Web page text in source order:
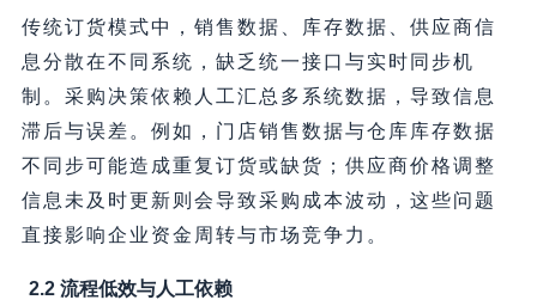
传统订货模式中，销售数据、库存数据、供应商信
息分散在不同系统，缺乏统一接口与实时同步机
制。采购决策依赖人工汇总多系统数据，导致信息
滞后与误差。例如，门店销售数据与仓库库存数据
不同步可能造成重复订货或缺货；供应商价格调整
信息未及时更新则会导致采购成本波动，这些问题
直接影响企业资金周转与市场竞争力。
2.2 流程低效与人工依赖